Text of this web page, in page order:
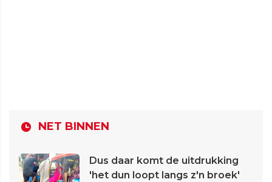
NET BINNEN
Dus daar komt de uitdrukking
'het dun loopt langs z'n broek'